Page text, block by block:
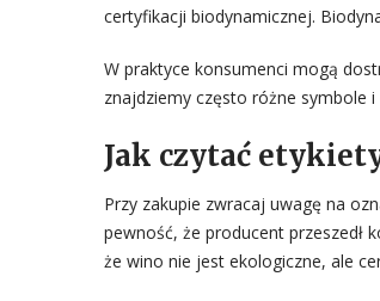
certyfikacji biodynamicznej.
W praktyce konsumenci mogą
znajdziemy często różne symbole
Jak czytać
Przy zakupie zwracaj uwagę na
pewność, że producent przeszedł
że wino nie jest ekologiczne, ale